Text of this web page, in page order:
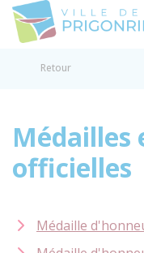
Retour
Médailles
officielles
Médaille